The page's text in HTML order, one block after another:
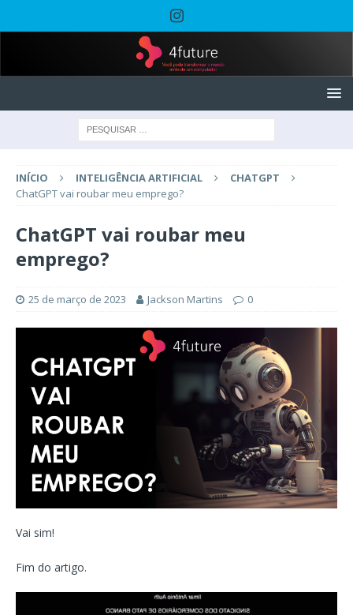
INÍCIO INTELIGÊNCIA ARTIFICIAL
CHATGPT
ChatGPT vai roubar meu emprego?
ChatGPT vai roubar meu
emprego?
25 de março de 2023 Jackson Martins 0
Vai sim!
Fim do artigo.